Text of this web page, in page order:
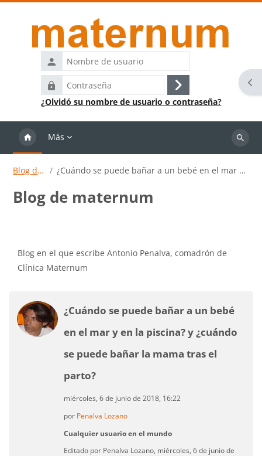
Nombre
de
usuario
Contraseña
Acceder
¿Olvidó su nombre de usuario o contraseña?
Más
Buscar
Blog de maternum ¿Cuándo se puede bañar a un bebé en el mar y en la piscina? y ¿cuándo se puede bañar la mama tras el parto?
Blog de maternum
Blog en el que escribe Antonio Penalva, comadrón de
Clínica Maternum
¿Cuándo se puede bañar a un bebé
en el mar y en la piscina? y ¿cuándo
se puede bañar la mama tras el
parto?
miércoles, 6 de junio de 2018, 16:22
por Penalva Lozano
Cualquier usuario en el mundo
Editado por Penalva Lozano, miércoles, 6 de junio de